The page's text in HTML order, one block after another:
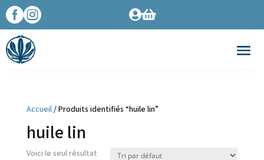
 
Accueil/ Produits identifiés “huile lin”
huile lin
Voici le seul résultat